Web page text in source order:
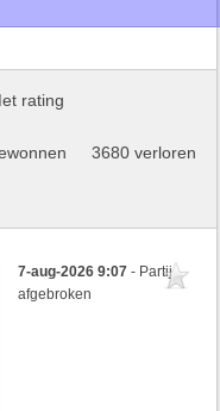
rating
3680 verloren
7-aug-2026 9:07- Partij
afgebroken